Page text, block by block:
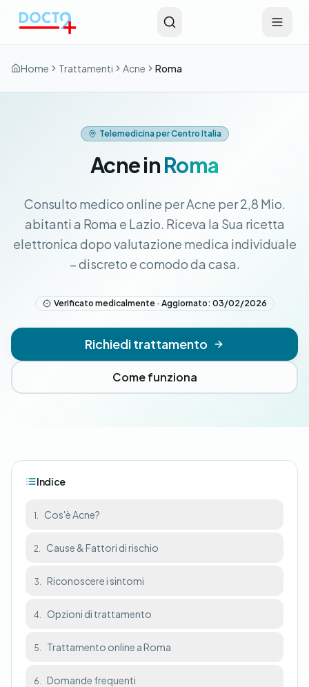
Home Trattamenti Acne Roma
Telemedicina per Centro Italia
Acne inRoma
Consulto medico online per Acne per 2,8 Mio.
abitanti a Roma e Lazio. Riceva la Sua ricetta
elettronica dopo valutazione medica individuale
– discreto e comodo da casa.
Verificato medicalmente · Aggiornato: 03/02/2026
Richiedi trattamento
Come funziona
Indice
1. Cos'è Acne?
2. Cause & Fattori di rischio
3. Riconoscere i sintomi
4. Opzioni di trattamento
5. Trattamento online a Roma
6. Domande frequenti